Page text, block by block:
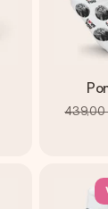
439,00